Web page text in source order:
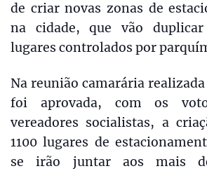
de criar novas zonas de
na cidade, que vão
lugares controlados por
Na reunião camarária
foi aprovada, com os
vereadores socialistas, a
1100 lugares de
se irão juntar aos mais